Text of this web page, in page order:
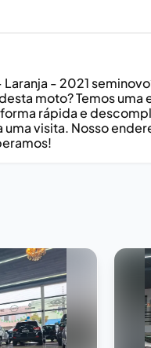
- 2021
moto? Temos
rápida e
visita. Nosso